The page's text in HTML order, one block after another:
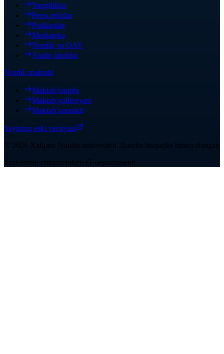
Yangiliklar
Press relizlar
Podkastlar
Mediateka
Nordik va OAV
Audio kitoblar
Nordik maktabi
Maktab haqida
Maktab gallereyasi
Maktab kontakti
Saytning eski versiyasi
© 2026 Xalqaro Nordik universiteti. Barcha huquqlar himoyalangan
Sayt ishlab chiquvchilari: IT departamenti